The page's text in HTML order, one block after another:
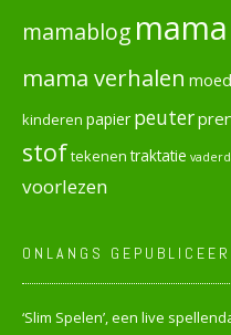
mamablog
mama verhalen
kinderen papier peuter
stoftekenen traktatie
voorlezen
ONLANGS
‘Slim Spelen’, een live